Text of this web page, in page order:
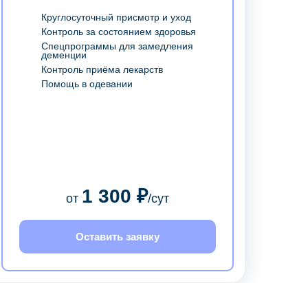
Круглосуточный присмотр и уход
Контроль за состоянием здоровья
Спецпрограммы для замедления
деменции
Контроль приёма лекарств
Помощь в одевании
от 1 300 ₽/сут
Оставить заявку